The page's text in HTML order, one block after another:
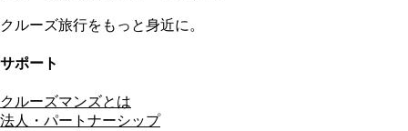
クルーズ旅行をもっと身近に。
サポート
クルーズマンズとは
法人・パートナーシップ